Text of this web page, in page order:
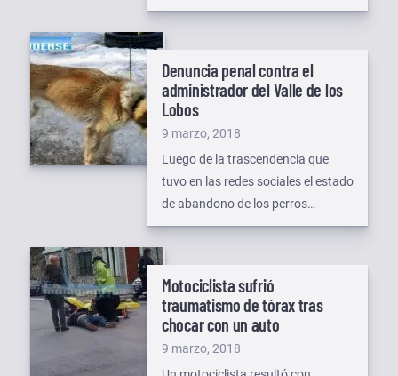
servicio nuevas unidades. Como
parte de una serie de medidas para
mercado de trabajo por fuera de
los estereotipos de género
oportunidades, la Secretaría de la
Mujer logró que se implementara
un curso para conducir […]
Denuncia penal contra el
administrador del Valle de los
Lobos
Publicado
el
9 marzo, 2018
Luego de la trascendencia que
tuvo en las redes sociales el estado
de abandono de los perros
alaskanos, en Centro Invernal Valle
de Lobos, la ONG “Patitas Tolhuin”,
tratar de dar una contención a los
animales y luego de corroborar la
animales, resolvió […]
Motociclista sufrió
traumatismo de tórax tras
chocar con un auto
Publicado
el
9 marzo, 2018